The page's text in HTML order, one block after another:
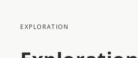
EXPLORATION